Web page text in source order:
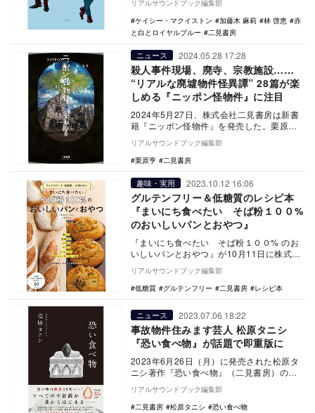
の制作…
リアルサウンドブック編集部
ケイシー・マクイストン
加藤木 麻莉 林 啓恵
赤
と白とロイヤルブルー
二見書房
ニュース 2024.05.28 17:28
殺人事件現場、廃寺、宗教施設……
“リアルな廃墟物件怪異譚” 28篇が楽
しめる『ニッポン怪物件』に注目
2024年5月27日、株式会社二見書房は新書
籍『ニッポン怪物件』を発売した。栗原亨
による本書は、廃墟となった物件から伝わ
ってくる…
リアルサウンドブック編集部
栗原亨
二見書房
趣味・実用 2023.10.12 16:06
グルテンフリー＆低糖質のレシピ本
『まいにち食べたい そば粉１００%
のおいしいパンとおやつ』
『まいにち食べたい そば粉１００% のお
いしいパンとおやつ』が10月11日に株式会
社二見書房より発売された。 本書には、
…
リアルサウンドブック編集部
低糖質
グルテンフリー 二見書房 レシピ本
ニュース 2023.07.06 18:22
事故物件住みます芸人 松原タニシ
『恐い食べ物』が話題で即重版に
2023年6月26日（月）に発売された松原タ
ニシ著作『恐い食べ物』（二見書房）の重
版が決定した。また、発売記念イベントが
行われる…
リアルサウンドブック編集部
二見書房
松原タニシ 恐い食べ物